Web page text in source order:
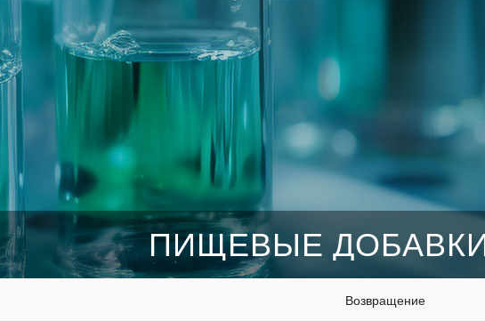
ПИЩЕВЫЕ
Возвращение